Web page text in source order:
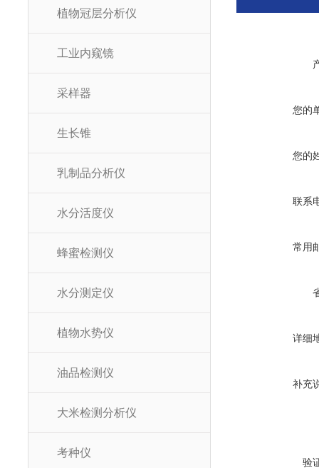
植物冠层分析仪
工业内窥镜
采样器
生长锥
乳制品分析仪
水分活度仪
蜂蜜检测仪
水分测定仪
植物水势仪
油品检测仪
大米检测分析仪
考种仪
您的
您的
联系
常用
详细
补充
验